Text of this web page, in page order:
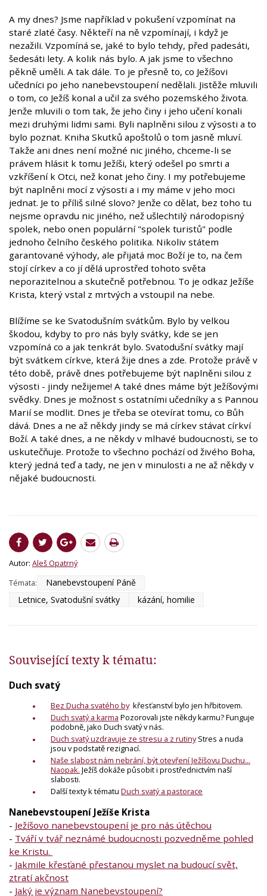
A my dnes? Jsme například v pokušení vzpomínat na
staré zlaté časy. Někteří na ně vzpomínají, i když je
nezažili. Vzpomíná se, jaké to bylo tehdy, před padesáti,
šedesáti lety. A kolik nás bylo. A jak jsme to všechno
pěkně uměli. A tak dále. To je přesně to, co Ježíšovi
učedníci po jeho nanebevstoupení nedělali. Jistěže mluvili
o tom, co Ježíš konal a učil za svého pozemského života.
Jenže mluvili o tom tak, že jeho činy i jeho učení konali
mezi druhými lidmi sami. Byli naplněni silou z výsosti a to
bylo poznat. Kniha Skutků apoštolů o tom jasně mluví.
Takže ani dnes není možné nic jiného, chceme-li se
právem hlásit k tomu Ježíši, který odešel po smrti a
vzkříšení k Otci, než konat jeho činy. I my potřebujeme
být naplněni mocí z výsosti a i my máme v jeho moci
jednat. Je to příliš silné slovo? Jenže co dělat, bez toho tu
nejsme opravdu nic jiného, než ušlechtilý národopisný
spolek, nebo onen populární "spolek turistů" podle
jednoho čelního českého politika. Nikoliv státem
garantované výhody, ale přijatá moc Boží je to, na čem
stojí církev a co jí dělá uprostřed tohoto světa
neporazitelnou a skutečně potřebnou. To je odkaz Ježíše
Krista, který vstal z mrtvých a vstoupil na nebe.
Blížíme se ke Svatodušním svátkům. Bylo by velkou
škodou, kdyby to pro nás byly svátky, kde se jen
vzpomíná co a jak tenkrát bylo. Svatodušní svátky mají
být svátkem církve, která žije dnes a zde. Protože právě v
této době, právě dnes potřebujeme být naplněni silou z
výsosti - jindy nežijeme! A také dnes máme být Ježíšovými
svědky. Dnes je možnost s ostatními učedníky a s Pannou
Marií se modlit. Dnes je třeba se otevírat tomu, co Bůh
dává. Dnes a ne až někdy jindy se má církev stávat církví
Boží. A také dnes, a ne někdy v mlhavé budoucnosti, se to
uskutečňuje. Protože to všechno pochází od živého Boha,
který jedná teď a tady, ne jen v minulosti a ne až někdy v
nějaké budoucnosti.
Autor: Aleš Opatrný
Témata:
Nanebevstoupení Páně
Letnice, Svatodušní svátky
kázání, homilie
Související texty k tématu:
Duch svatý
Bez Ducha svatého bykřesťanství bylo jen hřbitovem.
Duch svatý a karma Pozorovali jste někdy karmu? Funguje
podobně, jako Duch svatý v nás.
Duch svatý uzdravuje ze stresu a z rutinyStres a nuda
jsou v podstatě rezignací.
Naše slabost nám nebrání, být otevření Ježíšovu Duchu...
Naopak. Ježíš dokáže působit i prostřednictvím naší
slabosti.
Další texty k tématu Duch svatý a pastorace
Nanebevstoupení Ježíše Krista
- Ježíšovo nanebevstoupení je pro nás útěchou
- Tváří v tvář neznámé budoucnosti pozvedněme pohled
ke Kristu.
- Jakmile křesťané přestanou myslet na budoucí svět,
ztratí akčnost
- Jaký je význam Nanebevstoupení?